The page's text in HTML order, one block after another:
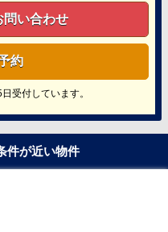
問い合わせ
約
受付しています。
件が近い物件